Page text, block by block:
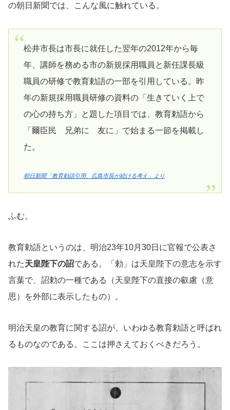
の朝日新聞では、こんな風に触れている。
松井市長は市長に就任した翌年の2012年から毎
年、講師を務める市の新規採用職員と新任課長級
職員の研修で教育勅語の一部を引用している。昨
年の新規採用職員研修の資料の「生きていく上で
の心の持ち方」と題した項目では、教育勅語から
「爾臣民 兄弟に 友に」で始まる一節を掲載し
た。
朝日新聞「教育勅語引用、広島市長が続ける考え」より
ふむ。
教育勅語というのは、明治23年10月30日に官報で公表さ
れた天皇陛下の詔である。「勅」は天皇陛下の意志を示す
言葉で、詔勅の一種である（天皇陛下の直接の叡慮（意
思）を外部に表示したもの）。
明治天皇の教育に関する詔が、いわゆる教育勅語と呼ばれ
るものなのである。ここは押さえておくべきだろう。